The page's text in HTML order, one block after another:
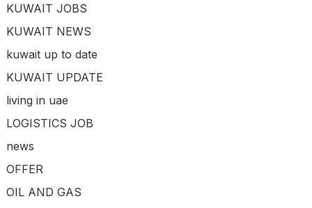
KUWAIT JOBS
KUWAIT NEWS
kuwait up to date
KUWAIT UPDATE
living in uae
LOGISTICS JOB
news
OFFER
OIL AND GAS